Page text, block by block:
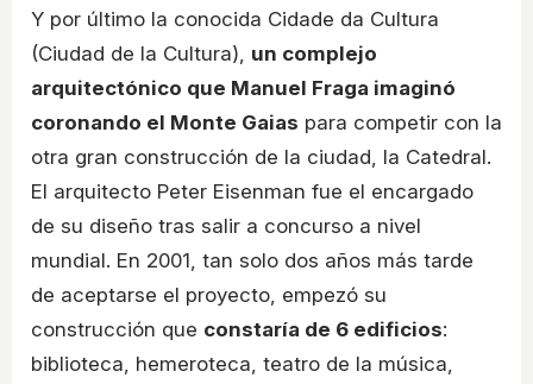
Y por último la conocida Cidade da Cultura
(Ciudad de la Cultura), un complejo
arquitectónico que Manuel Fraga imaginó
coronando el Monte Gaias para competir con la
otra gran construcción de la ciudad, la Catedral.
El arquitecto Peter Eisenman fue el encargado
de su diseño tras salir a concurso a nivel
mundial. En 2001, tan solo dos años más tarde
de aceptarse el proyecto, empezó su
construcción que constaría de 6 edificios:
biblioteca, hemeroteca, teatro de la música,